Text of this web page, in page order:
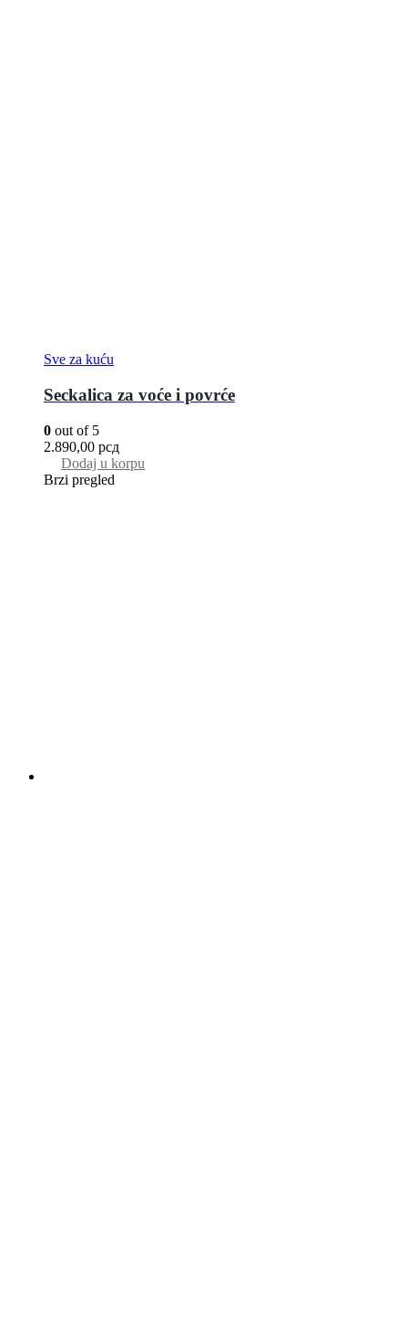
Sve za kuću
Seckalica za voće i povrće
0 out of 5
2.890,00 рсд
Dodaj u korpu
Brzi pregled